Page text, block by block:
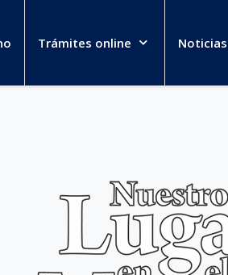
Trámites online Noticias